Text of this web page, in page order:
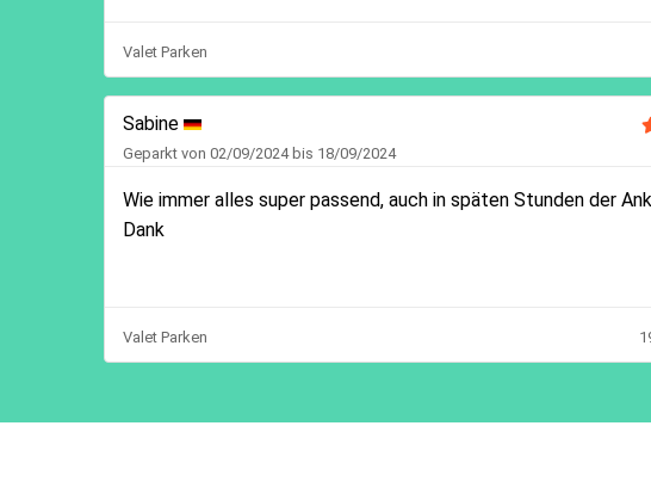
Valet Parken
Sabine
Geparkt von 02/09/2024 bis 18/09/2024
Wie immer alles super passend, auch in späten Stunden der
Dank
Valet Parken